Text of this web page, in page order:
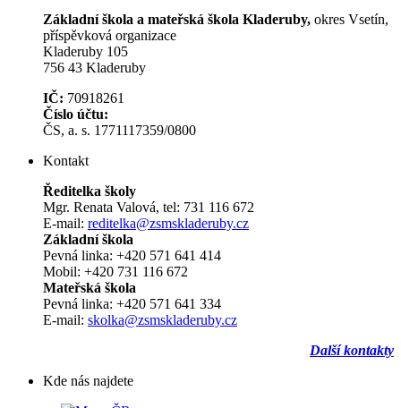
Základní škola a mateřská škola Kladeruby, okres Vsetín,
příspěvková organizace
Kladeruby 105
756 43 Kladeruby
IČ: 70918261
Číslo účtu:
ČS, a. s. 1771117359/0800
Kontakt
Ředitelka školy
Mgr. Renata Valová, tel: 731 116 672
E-mail: reditelka@zsmskladeruby.cz
Základní škola
Pevná linka: +420 571 641 414
Mobil: +420 731 116 672
Mateřská škola
Pevná linka: +420 571 641 334
E-mail: skolka@zsmskladeruby.cz
Další kontakty
Kde nás najdete